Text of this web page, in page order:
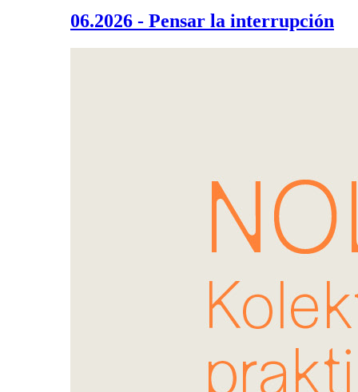
06.2026 - Pensar la interrupción